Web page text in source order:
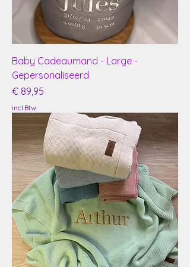
Baby Cadeaumand - Large -
Gepersonaliseerd
Prijs
€ 89,95
incl.Btw